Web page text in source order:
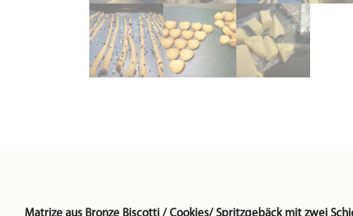
Matrize aus Bronze Biscotti / Cookies/ Spritzgebäck mit zwei